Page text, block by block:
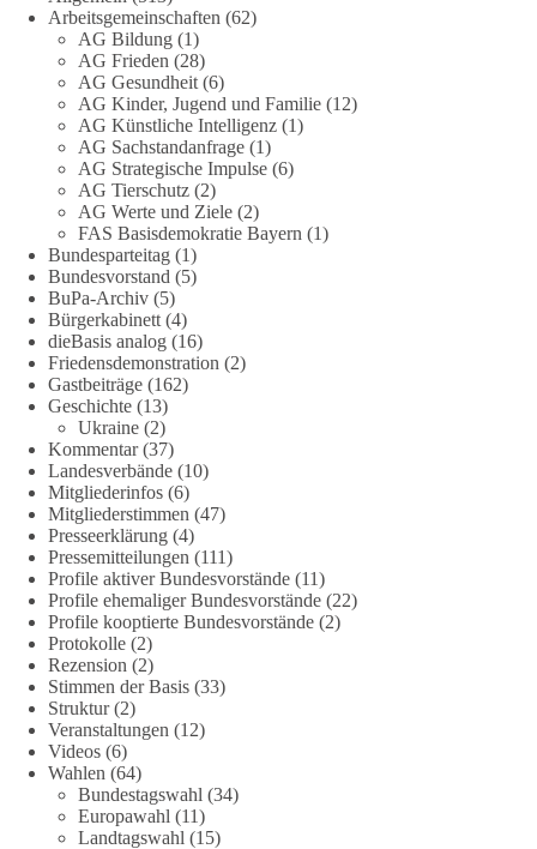
Die Energiewende ist bisher kein Erfolg, sondern ein teures,
ineffizientes Unterfangen. Dies belegt eine Auswertung der
NZZ, wonach die Energiewende den Strom nicht billiger,
sondern teurer gemacht hat.
Quelle:
https://www.nzz.ch/der-andere-blick/fehlschlag-
energiewende-warum-deutschland-trotz-rekordausbau-von-
wind-und-sonnenkraft-weniger-strom-erzeugt-ld.10006607
🟩🟩🟦🟦🟥🟥🟧🟧
„Wir brauchen dringend wettbewerbsfähige Energiepreise und
eine ideologiefreie Diskussion“, meint der Demokratie-
Bestatter.
Wie siehst du das?
🤝 Jetzt Politik für die Menschen mitgestalten:
https://diebasis.de/mitgliedschaft/
#dieBasis #energiewende #strompreise
40 7 Auf Facebook ansehen
DieBasis
2 Tage(n) zuvor
⚡️ NATO-Gipfel in Ankara: Kriegskonferenz statt
Friedensgipfel!?
Anfang Juli 2026 trafen sich 32 Bündnisstaaten sowie deren
Staats- und Regierungschefs zum NATO-Gipfel in der Türkei.
Arbeitsgemeinschaften (62)
AG Bildung (1)
AG Frieden (28)
AG Gesundheit (6)
AG Kinder, Jugend und Familie (12)
AG Künstliche Intelligenz (1)
AG Sachstandanfrage (1)
AG Strategische Impulse (6)
AG Tierschutz (2)
AG Werte und Ziele (2)
FAS Basisdemokratie Bayern (1)
Bundesparteitag (1)
Bundesvorstand (5)
BuPa-Archiv (5)
Bürgerkabinett (4)
dieBasis analog (16)
Friedensdemonstration (2)
Gastbeiträge (162)
Geschichte (13)
Ukraine (2)
Kommentar(37)
Landesverbände (10)
Mitgliederinfos (6)
Mitgliederstimmen (47)
Presseerklärung (4)
Pressemitteilungen (111)
Profile aktiver Bundesvorstände (11)
Profile ehemaliger Bundesvorstände (22)
Profile kooptierte Bundesvorstände (2)
Protokolle (2)
Rezension (2)
Stimmen der Basis (33)
Struktur(2)
Veranstaltungen (12)
Videos (6)
Wahlen (64)
Bundestagswahl (34)
Europawahl (11)
Landtagswahl (15)